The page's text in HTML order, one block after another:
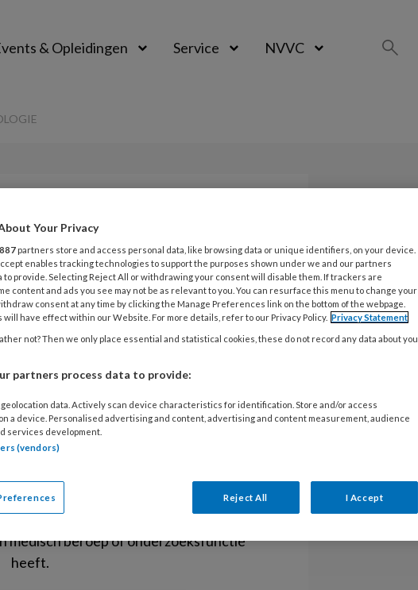
& Opleidingen Service NVVC
Opslaan
PREMIUM
artikel lezen?
aan op NHJ.nl. Artikelen van het
alleen toegankelijk voor medische
als u een BIG-registratie,
medisch beroep of onderzoeksfunctie
heeft.
Your Privacy
887 partners store and access personal data, like browsing data or unique identifiers, on your device.
enables tracking technologies to support the purposes shown under we and our partners
to provide. Selecting Reject All or withdrawing your consent will disable them. If trackers are
content and ads you see may not be as relevant to you. You can resurface this menu to change your
consent at any time by clicking the Manage Preferences link on the bottom of the webpage.
will have effect within our Website. For more details, refer to our Privacy Policy. Privacy Statement
not? Then we only place essential and statistical cookies, these do not record any data about you
partners process data to provide:
data. Actively scan device characteristics for identification. Store and/or access
a device. Personalised advertising and content, advertising and content measurement, audience
services development.
(vendors)
Reject All I Accept